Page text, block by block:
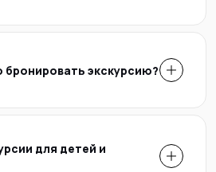
бронировать экскурсию?
для детей и